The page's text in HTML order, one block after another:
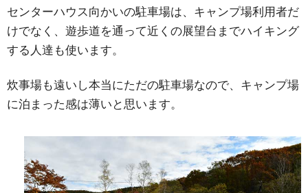
センターハウス向かいの駐車場は、キャンプ場利用者だ
けでなく、遊歩道を通って近くの展望台までハイキング
する人達も使います。
炊事場も遠いし本当にただの駐車場なので、キャンプ場
に泊まった感は薄いと思います。